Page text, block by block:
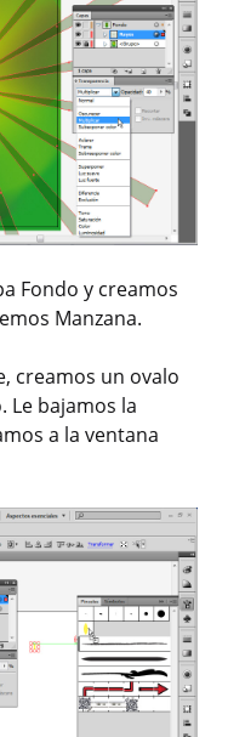
Fondo y creamos
Manzana.
creamos un ovalo
Le bajamos la
a la ventana